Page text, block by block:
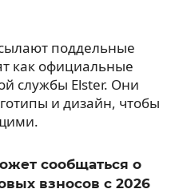
поддельные
как официальные
службы Elster. Они
и дизайн, чтобы
сообщаться о
взносов с 2026